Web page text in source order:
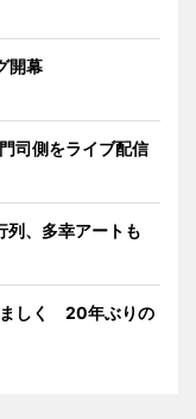
開幕
司側をライブ配信
、多幸アートも
ましく 20年ぶりの